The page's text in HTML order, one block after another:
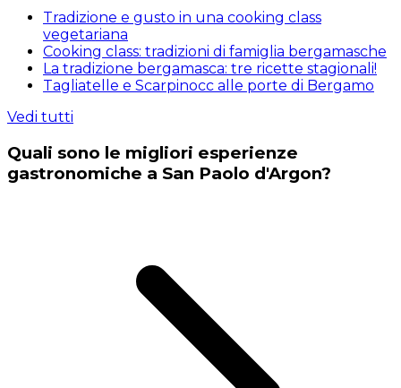
Tradizione e gusto in una cooking class
vegetariana
Cooking class: tradizioni di famiglia bergamasche
La tradizione bergamasca: tre ricette stagionali!
Tagliatelle e Scarpinocc alle porte di Bergamo
Vedi tutti
Quali sono le migliori esperienze
gastronomiche a San Paolo d'Argon?